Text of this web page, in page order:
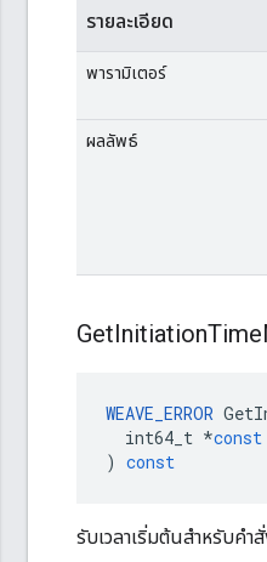
รายละเอียด
พารามิเตอร์
ผลลัพธ์
GetInitiationTime
WEAVE_ERROR
int64_t *const
) const
รับเวลาเริ่มต้นสำหรับคำ